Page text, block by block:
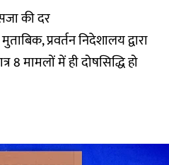
की दर
प्रवर्तन निदेशालय द्वारा
8 मामलों में ही दोषसिद्धि हो